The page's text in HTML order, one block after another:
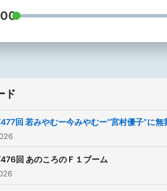
ド
回 若みやむー今みやむー”宮村優子”に無
回 あのころのＦ１ブーム